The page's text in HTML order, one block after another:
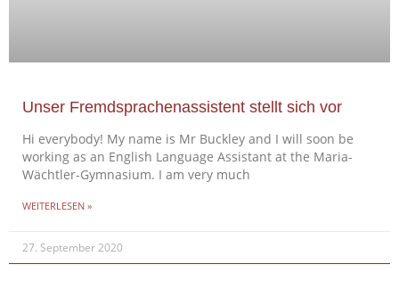
Unser Fremdsprachenassistent stellt sich vor
Hi everybody! My name is Mr Buckley and I will soon be
working as an English Language Assistant at the Maria-
Wächtler-Gymnasium. I am very much
WEITERLESEN »
27. September 2020